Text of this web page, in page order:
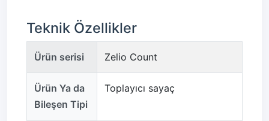
Teknik Özellikler
Ürün serisi Zelio Count
Ürün Ya da
Bileşen Tipi
Toplayıcı sayaç